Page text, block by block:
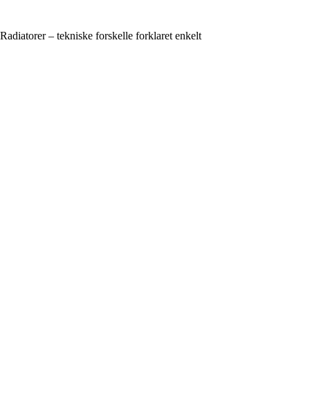
Radiatorer – tekniske forskelle forklaret enkelt